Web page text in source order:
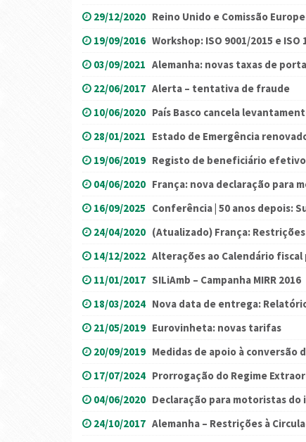
29/12/2020 Reino Unido e Comissão
19/09/2016 Workshop: ISO 9001/2015 e ISO
03/09/2021 Alemanha: novas taxas de
22/06/2017 Alerta – tentativa de fraude
10/06/2020 País Basco cancela
28/01/2021 Estado de Emergência
19/06/2019 Registo de beneficiário
04/06/2020 França: nova declaração para
16/09/2025 Conferência | 50 anos depois:
24/04/2020 (Atualizado) França:
14/12/2022 Alterações ao Calendário fiscal
11/01/2017 SILiAmb – Campanha MIRR 2016
18/03/2024 Nova data de entrega:
21/05/2019 Eurovinheta: novas tarifas
20/09/2019 Medidas de apoio à conversão
17/07/2024 Prorrogação do Regime
04/06/2020 Declaração para motoristas
24/10/2017 Alemanha – Restrições à